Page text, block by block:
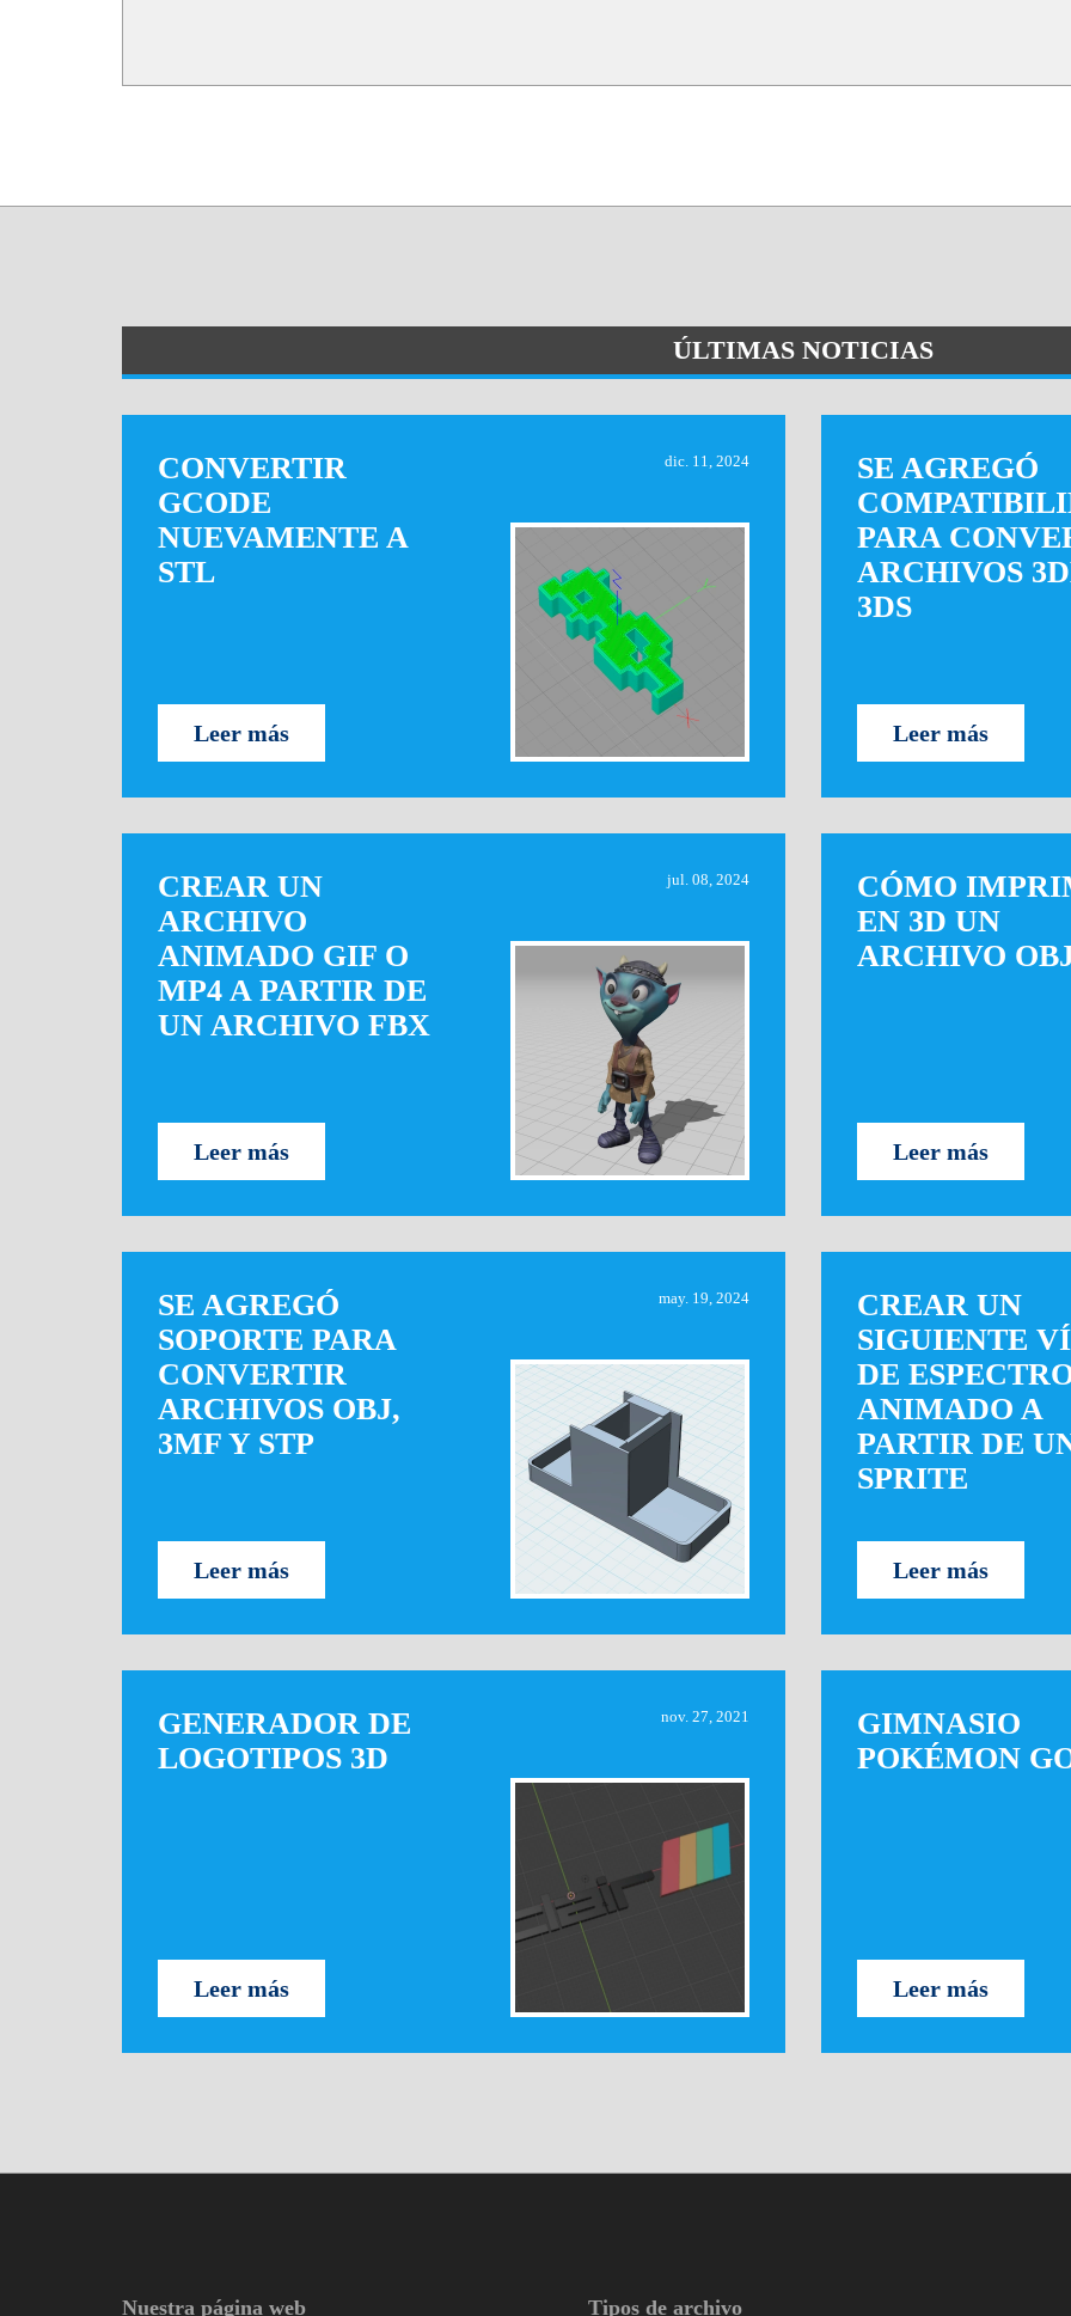
ÚLTIMAS NOTICIAS
CONVERTIR
GCODE
NUEVAMENTE A
STL
dic. 11, 2024
Leer más
SE AGREGÓ
PARA
ARCHIVOS
3DS
Leer más
CREAR UN
ARCHIVO
ANIMADO GIF O
MP4 A PARTIR DE
UN ARCHIVO FBX
jul. 08, 2024
Leer más
CÓMO
EN 3D UN
ARCHIVO
Leer más
SE AGREGÓ
SOPORTE PARA
CONVERTIR
ARCHIVOS OBJ,
3MF Y STP
may. 19, 2024
Leer más
CREAR UN
SIGUIENTE
DE
ANIMADO A
PARTIR DE
SPRITE
Leer más
GENERADOR DE
LOGOTIPOS 3D
nov. 27, 2021
Leer más
GIMNASIO
POKÉMON
Leer más
Nuestra página web Tipos de archivo